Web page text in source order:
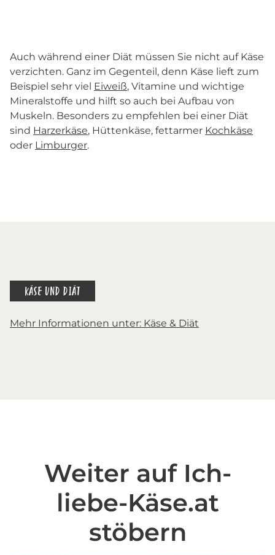
Auch während einer Diät müssen Sie nicht auf Käse
verzichten. Ganz im Gegenteil, denn Käse lieft zum
Beispiel sehr viel Eiweiß, Vitamine und wichtige
Mineralstoffe und hilft so auch bei Aufbau von
Muskeln. Besonders zu empfehlen bei einer Diät
sind Harzerkäse, Hüttenkäse, fettarmer Kochkäse
oder Limburger.
KÄSE UND DIÄT
Mehr Informationen unter: Käse & Diät
Weiter auf Ich-
liebe-Käse.at
stöbern